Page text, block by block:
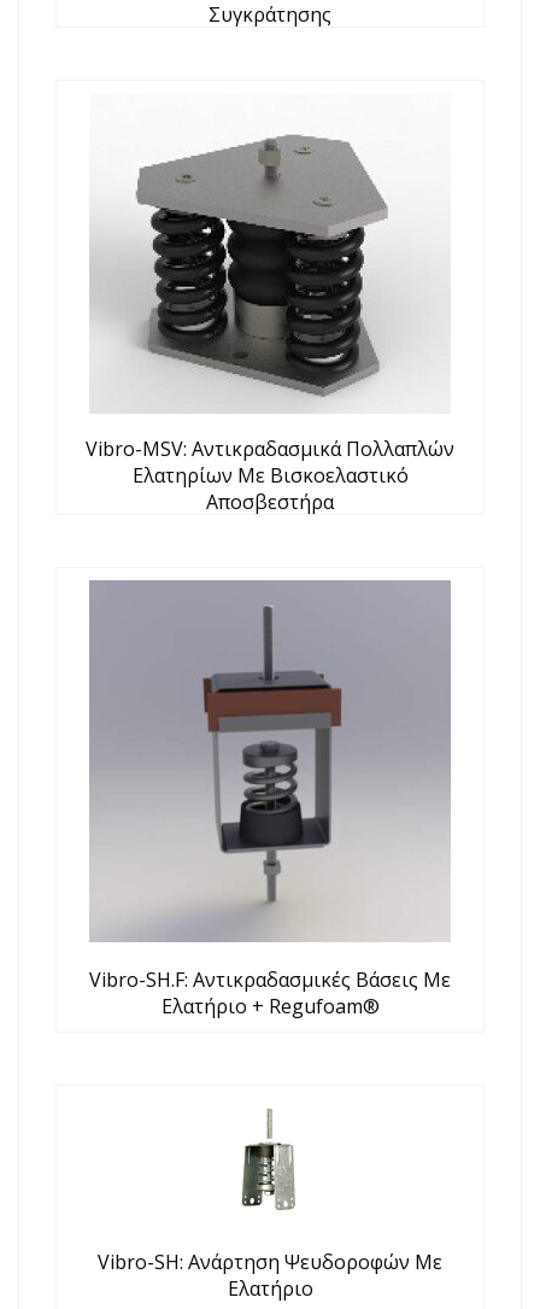
Συγκράτησης
Vibro-MSV: Αντικραδασμικά Πολλαπλών
Ελατηρίων Με Βισκοελαστικό
Αποσβεστήρα
Vibro-SH.F: Αντικραδασμικές Βάσεις Με
Ελατήριο + Regufoam®
Vibro-SH: Aνάρτηση Ψευδοροφών Με
Ελατήριο